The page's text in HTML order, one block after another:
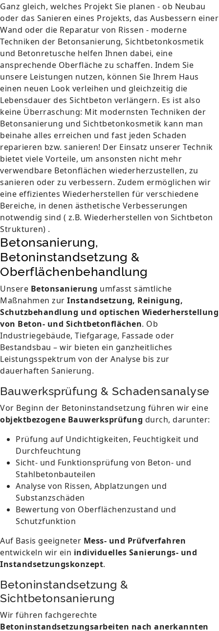
Ganz gleich, welches Projekt Sie planen - ob Neubau
oder das Sanieren eines Projekts, das Ausbessern einer
Wand oder die Reparatur von Rissen - moderne
Techniken der Betonsanierung, Sichtbetonkosmetik
und Betonretusche helfen Ihnen dabei, eine
ansprechende Oberfläche zu schaffen. Indem Sie
unsere Leistungen nutzen, können Sie Ihrem Haus
einen neuen Look verleihen und gleichzeitig die
Lebensdauer des Sichtbeton verlängern. Es ist also
keine Überraschung: Mit modernsten Techniken der
Betonsanierung und Sichtbetonkosmetik kann man
beinahe alles erreichen und fast jeden Schaden
reparieren bzw. sanieren! Der Einsatz unserer Technik
bietet viele Vorteile, um ansonsten nicht mehr
verwendbare Betonflächen wiederherzustellen, zu
sanieren oder zu verbessern. Zudem ermöglichen wir
eine effizientes Wiederherstellen für verschiedene
Bereiche, in denen ästhetische Verbesserungen
notwendig sind ( z.B. Wiederherstellen von Sichtbeton
Strukturen) .
Betonsanierung,
Betoninstandsetzung &
Oberflächenbehandlung
Unsere Betonsanierung umfasst sämtliche
Maßnahmen zur Instandsetzung, Reinigung,
Schutzbehandlung und optischen Wiederherstellung
von Beton- und Sichtbetonflächen. Ob
Industriegebäude, Tiefgarage, Fassade oder
Bestandsbau – wir bieten ein ganzheitliches
Leistungsspektrum von der Analyse bis zur
dauerhaften Sanierung.
Bauwerksprüfung & Schadensanalyse
Vor Beginn der Betoninstandsetzung führen wir eine
objektbezogene Bauwerksprüfung durch, darunter:
Prüfung auf Undichtigkeiten, Feuchtigkeit und
Durchfeuchtung
Sicht- und Funktionsprüfung von Beton- und
Stahlbetonbauteilen
Analyse von Rissen, Abplatzungen und
Substanzschäden
Bewertung von Oberflächenzustand und
Schutzfunktion
Auf Basis geeigneter Mess- und Prüfverfahren
entwickeln wir ein individuelles Sanierungs- und
Instandsetzungskonzept.
Betoninstandsetzung &
Sichtbetonsanierung
Wir führen fachgerechte
Betoninstandsetzungsarbeiten nach anerkannten